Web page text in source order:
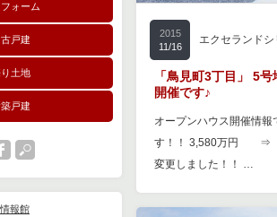
ォーム
戸建
土地
戸建
報館
2015
11/16
エクセランドシ
「鳥見町3丁目」 5
開催です♪
オープンハウス開催情
す！！ 3,580万円
変更しました！！ …